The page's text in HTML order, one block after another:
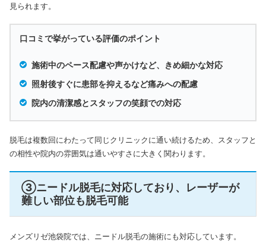
見られます。
口コミで挙がっている評価のポイント
施術中のペース配慮や声かけなど、きめ細かな対応
照射後すぐに患部を抑えるなど痛みへの配慮
院内の清潔感とスタッフの笑顔での対応
脱毛は複数回にわたって同じクリニックに通い続けるため、スタッフと
の相性や院内の雰囲気は通いやすさに大きく関わります。
③ニードル脱毛に対応しており、レーザーが
難しい部位も脱毛可能
メンズリゼ池袋院では、ニードル脱毛の施術にも対応しています。